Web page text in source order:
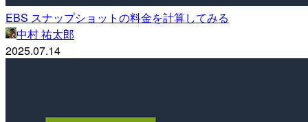
EBS スナップショットの料金を計算してみる
中村 祐太郎
2025.07.14